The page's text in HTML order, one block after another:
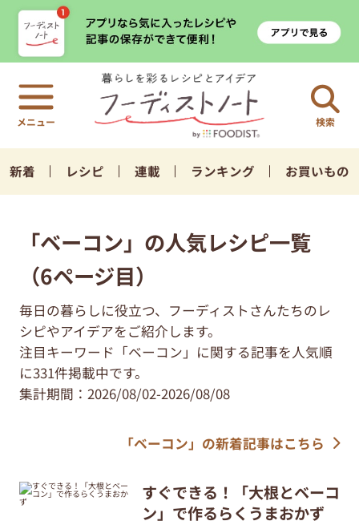
検索
新着 レシピ 連載 ランキング お買いもの
「ベーコン」の人気レシピ一覧
（6ページ目）
毎日の暮らしに役立つ、フーディストさんたちのレ
シピやアイデアをご紹介します。
注目キーワード「ベーコン」に関する記事を人気順
に331件掲載中です。
集計期間：2026/08/02-2026/08/08
「ベーコン」の新着記事はこちら
すぐできる！「大根とベーコ
ン」で作るらくうまおかず